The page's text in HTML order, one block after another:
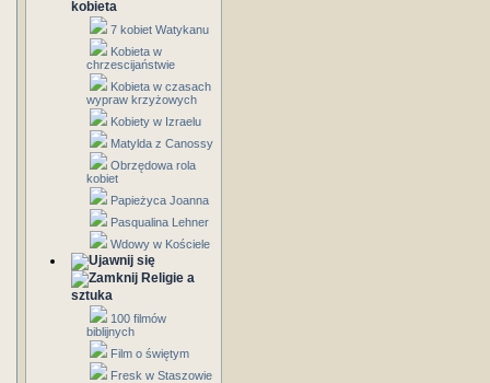
kobieta
7 kobiet Watykanu
Kobieta w
chrzescijaństwie
Kobieta w czasach
wypraw krzyżowych
Kobiety w Izraelu
Matylda z Canossy
Obrzędowa rola
kobiet
Papieżyca Joanna
Pasqualina Lehner
Wdowy w Kościele
Religie a
sztuka
100 filmów
biblijnych
Film o świętym
Fresk w Staszowie